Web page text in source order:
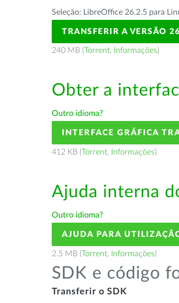
Seleção: LibreOffice 26.2.5 para
TRANSFERIR A VERSÃO
240 MB (Torrent, Informações)
Obter a
Outro idioma?
INTERFACE GRÁFICA
412 KB (Torrent, Informações)
Ajuda interna
Outro idioma?
AJUDA PARA
2.5 MB (Torrent, Informações)
SDK e código
Transferir o SDK